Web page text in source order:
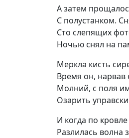
А затем
С полустанком.
Сто слепящих
Ночью снял на
Меркла кисть
Время он, нарвав
Молний, с поля
Озарить
И когда по
Разлилась волна